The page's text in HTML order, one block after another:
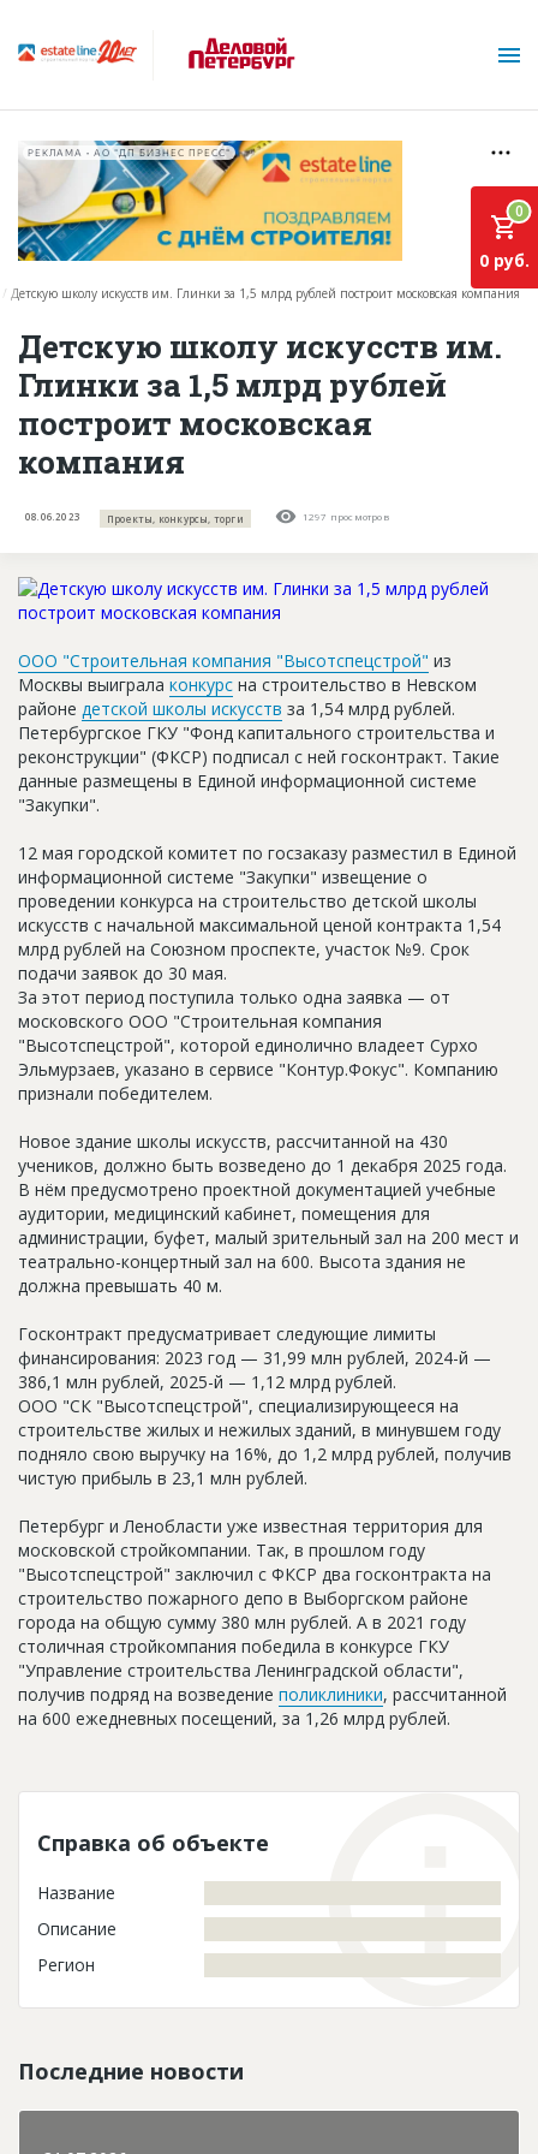
О проекте
Горячие объекты
База строящихся объектов
Инвестпроекты
Глоссарий
Новости
Платные услуги
Правила работы
Контакты
Личный кабинет
РЕКЛАМА • АО "ДП БИЗНЕС ПРЕСС"
Детскую школу искусств им. Глинки за 1,5 млрд рублей построит московская компания
Детскую школу искусств им.
Глинки за 1,5 млрд рублей
построит московская
компания
08.06.2023 Проекты, конкурсы, торги 1297 просмотров
0
0 руб.
ООО "Строительная компания "Высотспецстрой" из
Москвы выиграла конкурс на строительство в Невском
районе детской школы искусств за 1,54 млрд рублей.
Петербургское ГКУ "Фонд капитального строительства и
реконструкции" (ФКСР) подписал с ней госконтракт. Такие
данные размещены в Единой информационной системе
"Закупки".
12 мая городской комитет по госзаказу разместил в Единой
информационной системе "Закупки" извещение о
проведении конкурса на строительство детской школы
искусств с начальной максимальной ценой контракта 1,54
млрд рублей на Союзном проспекте, участок №9. Срок
подачи заявок до 30 мая.
За этот период поступила только одна заявка — от
московского ООО "Строительная компания
"Высотспецстрой", которой единолично владеет Сурхо
Эльмурзаев, указано в сервисе "Контур.Фокус". Компанию
признали победителем.
Новое здание школы искусств, рассчитанной на 430
учеников, должно быть возведено до 1 декабря 2025 года.
В нём предусмотрено проектной документацией учебные
аудитории, медицинский кабинет, помещения для
администрации, буфет, малый зрительный зал на 200 мест и
театрально-концертный зал на 600. Высота здания не
должна превышать 40 м.
Госконтракт предусматривает следующие лимиты
финансирования: 2023 год — 31,99 млн рублей, 2024-й —
386,1 млн рублей, 2025-й — 1,12 млрд рублей.
ООО "СК "Высотспецстрой", специализирующееся на
строительстве жилых и нежилых зданий, в минувшем году
подняло свою выручку на 16%, до 1,2 млрд рублей, получив
чистую прибыль в 23,1 млн рублей.
Петербург и Ленобласти уже известная территория для
московской стройкомпании. Так, в прошлом году
"Высотспецстрой" заключил с ФКСР два госконтракта на
строительство пожарного депо в Выборгском районе
города на общую сумму 380 млн рублей. А в 2021 году
столичная стройкомпания победила в конкурсе ГКУ
"Управление строительства Ленинградской области",
получив подряд на возведение поликлиники, рассчитанной
на 600 ежедневных посещений, за 1,26 млрд рублей.
Справка об объекте
Название
Описание
Регион
Последние новости